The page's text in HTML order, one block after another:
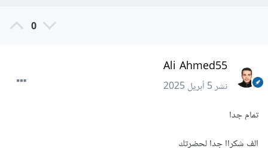
0
Ali Ahmed55
نشر5 أبريل 2025
تمام جدا
الف شكراا جدا لحضرتك